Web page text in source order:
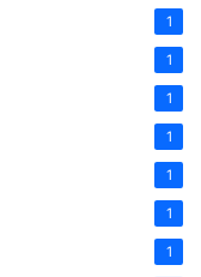
1
1
1
1
1
1
1